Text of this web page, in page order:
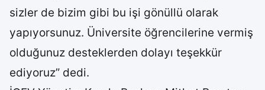
sizler de bizim gibi bu işi gönüllü olarak
yapıyorsunuz. Üniversite öğrencilerine vermiş
olduğunuz desteklerden dolayı teşekkür
ediyoruz” dedi.